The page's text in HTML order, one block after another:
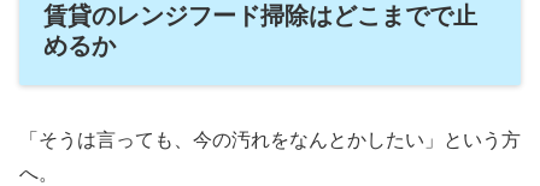
賃貸のレンジフード掃除はどこまでで止
めるか
「そうは言っても、今の汚れをなんとかしたい」という方
へ。